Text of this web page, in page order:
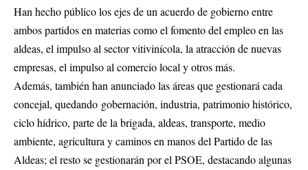
Han hecho público los ejes de un acuerdo de gobierno entre
ambos partidos en materias como el fomento del empleo en las
aldeas, el impulso al sector vitivinícola, la atracción de nuevas
empresas, el impulso al comercio local y otros más.
Además, también han anunciado las áreas que gestionará cada
concejal, quedando gobernación, industria, patrimonio histórico,
ciclo hídrico, parte de la brigada, aldeas, transporte, medio
ambiente, agricultura y caminos en manos del Partido de las
Aldeas; el resto se gestionarán por el PSOE, destacando algunas